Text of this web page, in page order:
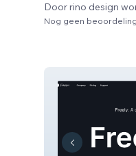
Doorrino design
Nog geen